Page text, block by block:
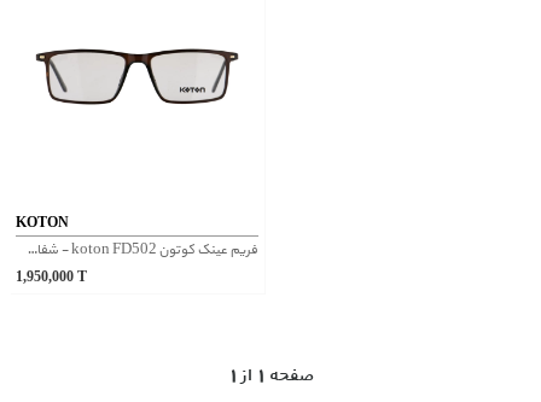
KOTON
فریم عینک کوتون koton FD502 - شفاف قهوه ای
1,950,000
1 صفحه 1 از